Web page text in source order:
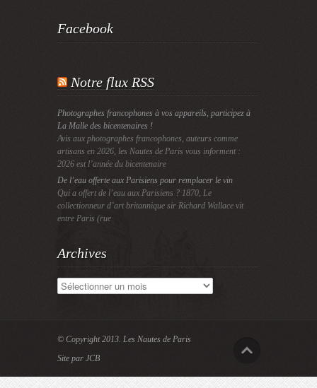
Facebook
Notre flux RSS
Photographes francophones à vos appareils, participez à
La Malle des bicentenaires !
Avis aux photographes francophones, auteurs comme
artisans en 2026, les Nautes de Paris vous informent :
2026 est l’année du bicentenaire
De l’eau offerte aux Parisiens pour remplacer le vin
Qui a offert de l’eau aux Parisiens ? 1870, Le
collectionneur d’art britannique sir Richard Wallace vit
entre Paris (rue
Archives
Archives
© Copyright 2013. Les Nautes de Paris
Site par JCB